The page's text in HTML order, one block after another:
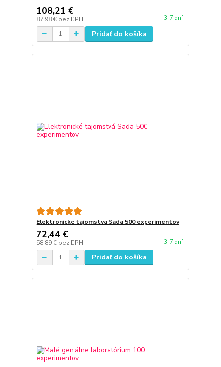
108,21 €
87,98 € bez DPH 3-7 dní
Pridať do košíka
Elektronické tajomstvá Sada 500 experimentov
72,44 €
58,89 € bez DPH 3-7 dní
Pridať do košíka